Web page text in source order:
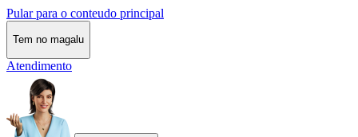
Pular para o conteudo principal
Tem no magalu
Atendimento